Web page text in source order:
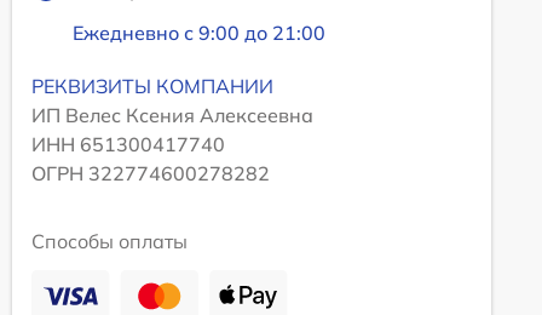
Ежедневно с 9:00 до 21:00
РЕКВИЗИТЫ КОМПАНИИ
ИП Велес Ксения Алексеевна
ИНН 651300417740
ОГРН 322774600278282
Способы оплаты